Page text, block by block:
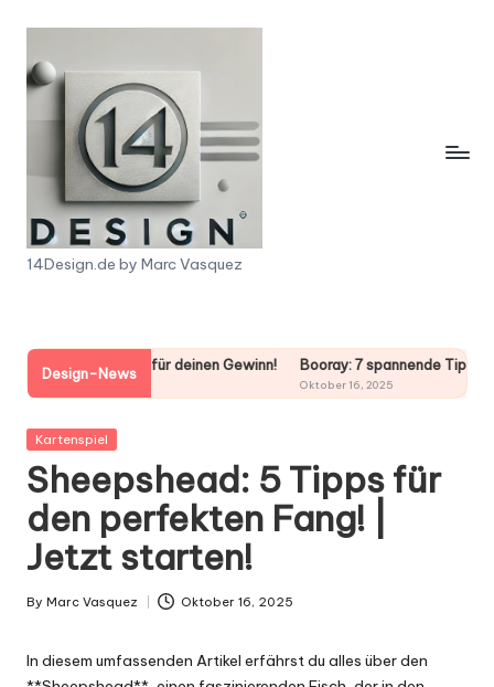
content
1
D
e
s
i
g
n
.
d
e
14Design.de by Marc Vasquez
Design-News
für deinen Gewinn! Booray: 7 spannende Tipps für dein
Posted
Kartenspiel
Sheepshead: 5 Tipps für
den perfekten Fang! |
Jetzt starten!
Posted
By Marc Vasquez Oktober 16, 2025
In diesem umfassenden Artikel erfährst du alles über den